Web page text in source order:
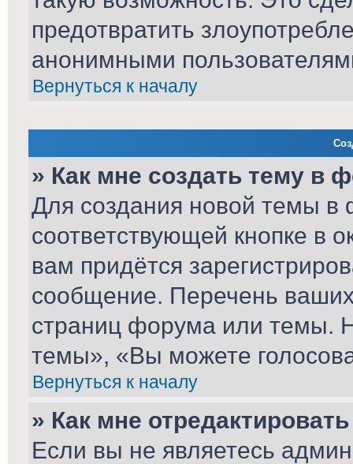
предотвратить
анонимными
Вернуться к началу
» Как мне создать тему в
Для создания новой темы
соответствующей кнопке в
вам придётся
сообщение. Перечень
страниц форума или темы.
темы», «Вы можете
Вернуться к началу
» Как мне
Если вы не являетесь